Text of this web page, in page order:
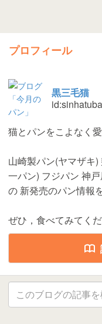
プロフィール
黒三毛猫
猫とパンをこよなく
山崎製パン(ヤマザキ
一パン) フジパン 神
の 新発売のパン情報
ぜひ，食べてみてく